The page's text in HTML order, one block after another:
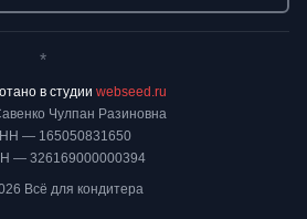
Чулпан Разиновна
— 165050831650
— 326169000000394
Всё для кондитера
*
в студии webseed.ru